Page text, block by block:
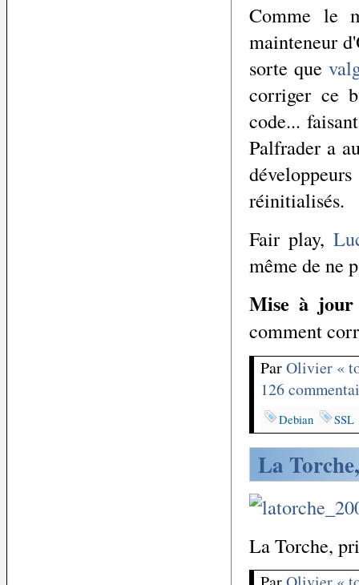
Comme le
mainteneur
sorte que
corriger ce
code...
Palfrader a
réinitialisés.
Fair play,
même de ne
Mise à jour
comment
ParOlivier «
126
Debian SSL
La
La Torche,